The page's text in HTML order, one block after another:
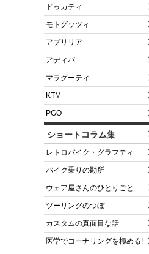
ドゥカティ
モトグッツィ
アプリリア
アディバ
マラグーティ
KTM
PGO
ショートコラム集
レトロバイク・グラフティ
バイク乗りの勘所
ウェア屋さんのひとりごと
ツーリングのつぼ
カスタムの真面目な話
医学でコーナリングを極める!